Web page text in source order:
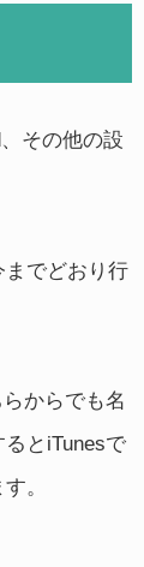
その他の設
までどおり行
からでも名
とiTunesで
。